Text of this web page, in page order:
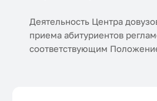
Деятельность Центра
приема абитуриентов
соответствующим